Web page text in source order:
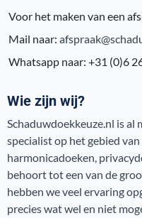
Voor het maken van een
Mail naar:
Whatsapp naar: +31 (0)6
Wie zijn wij?
Schaduwdoekkeuze.nl is al
specialist op het gebied
harmonicadoeken,
behoort tot een van de
hebben we veel ervaring
precies wat wel en niet